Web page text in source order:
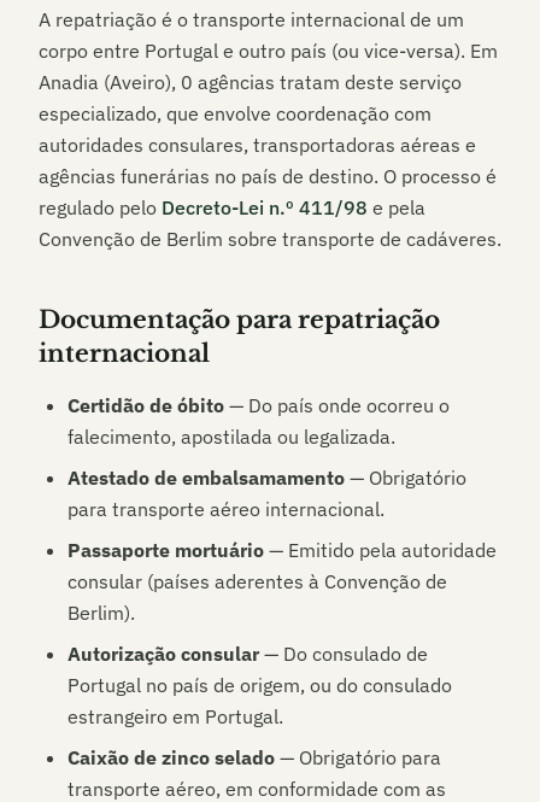
A repatriação é o transporte internacional de um
corpo entre Portugal e outro país (ou vice-versa). Em
Anadia (Aveiro), 0 agências tratam deste serviço
especializado, que envolve coordenação com
autoridades consulares, transportadoras aéreas e
agências funerárias no país de destino. O processo é
regulado pelo Decreto-Lei n.º 411/98 e pela
Convenção de Berlim sobre transporte de cadáveres.
Documentação para repatriação
internacional
Certidão de óbito — Do país onde ocorreu o
falecimento, apostilada ou legalizada.
Atestado de embalsamamento — Obrigatório
para transporte aéreo internacional.
Passaporte mortuário — Emitido pela autoridade
consular (países aderentes à Convenção de
Berlim).
Autorização consular — Do consulado de
Portugal no país de origem, ou do consulado
estrangeiro em Portugal.
Caixão de zinco selado — Obrigatório para
transporte aéreo, em conformidade com as